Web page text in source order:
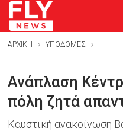
ΑΡΧΙΚΗ ΥΠΟΔΟΜΕΣ
Ανάπλαση
πόλη ζητά
Καυστική ανακοίνωση